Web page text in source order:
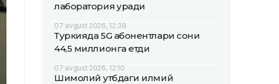
лаборатория қуради
07 avgust 2026, 12:38
Туркияда 5G абонентлари сони
44,5 миллионга етди
07 avgust 2026, 12:10
Шимолий қутбдаги илмий